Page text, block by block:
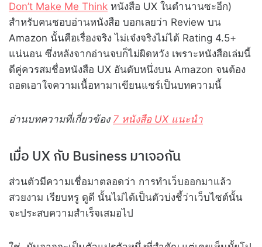
Don’t Make Me Think หนังสือ UX ในตำนานซะอีก)
สำหรับคนชอบอ่านหนังสือ บอกเลยว่า Review บน
Amazon นั้นคือเรื่องจริง ไม่เจ๋งจริงไม่ได้ Rating 4.5+
แน่นอน ซึ่งหลังจากอ่านจบก็ไม่ผิดหวัง เพราะหนังสือเล่มนี้
ดีคู่ควรสมชื่อหนังสือ UX อันดับหนึ่งบน Amazon จนต้อง
ถอดเอาใจความเนื้อหามาเขียนแชร์เป็นบทความนี้
อ่านบทความที่เกี่ยวข้อง 7 หนังสือ UX แนะนำ
เมื่อ UX กับ Business มาเจอกัน
ส่วนตัวมีความเชื่อมาตลอดว่า การทำเว็บออกมาแล้ว
สวยงาม เรียบหรู ดูดี นั้นไม่ได้เป็นตัวบ่งชี้ว่าเว็บไซต์นั้น
จะประสบความสำเร็จเสมอไป